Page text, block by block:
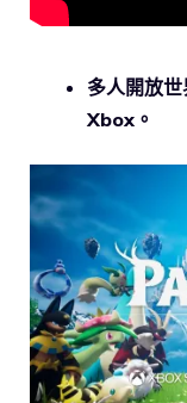
多人開放
Xbox。